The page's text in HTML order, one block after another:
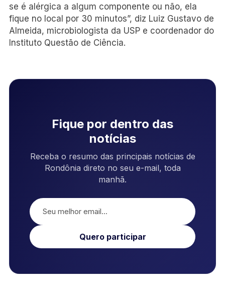
se é alérgica a algum componente ou não, ela
fique no local por 30 minutos”, diz Luiz Gustavo de
Almeida, microbiologista da USP e coordenador do
Instituto Questão de Ciência.
Fique por dentro das
notícias
Receba o resumo das principais notícias de
Rondônia direto no seu e-mail, toda
manhã.
Quero participar